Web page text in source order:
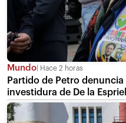
Mundo Hace 2 horas
Partido de Petro
investidura de De la